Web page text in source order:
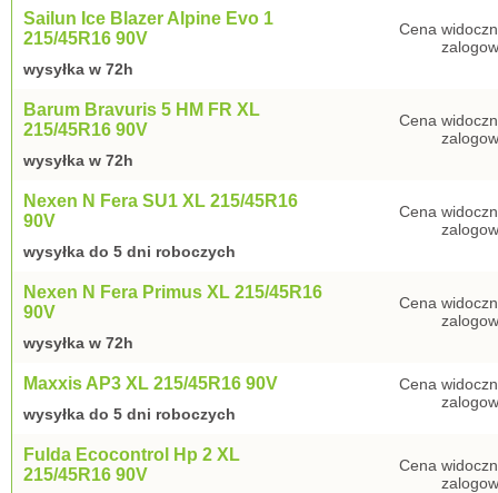
Sailun Ice Blazer Alpine Evo 1
215/45R16 90V
wysyłka w 72h
Cena
Barum Bravuris 5 HM FR XL
215/45R16 90V
wysyłka w 72h
Cena
Nexen N Fera SU1 XL 215/45R16
90V
wysyłka do 5 dni roboczych
Cena
Nexen N Fera Primus XL 215/45R16
90V
wysyłka w 72h
Cena
Maxxis AP3 XL 215/45R16 90V
wysyłka do 5 dni roboczych
Cena
Fulda Ecocontrol Hp 2 XL
215/45R16 90V
Cena